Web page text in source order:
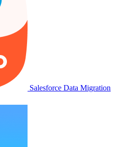
Salesforce Data Migration